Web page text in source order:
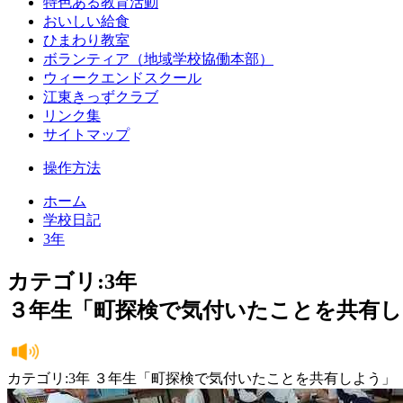
おいしい給食
ひまわり教室
ボランティア（地域学校協働本部）
ウィークエンドスクール
江東きっずクラブ
リンク集
サイトマップ
操作方法
ホーム
学校日記
3年
カテゴリ:3年
３年生「町探検で気付いたことを共有
カテゴリ:3年 ３年生「町探検で気付いたことを共有しよう」